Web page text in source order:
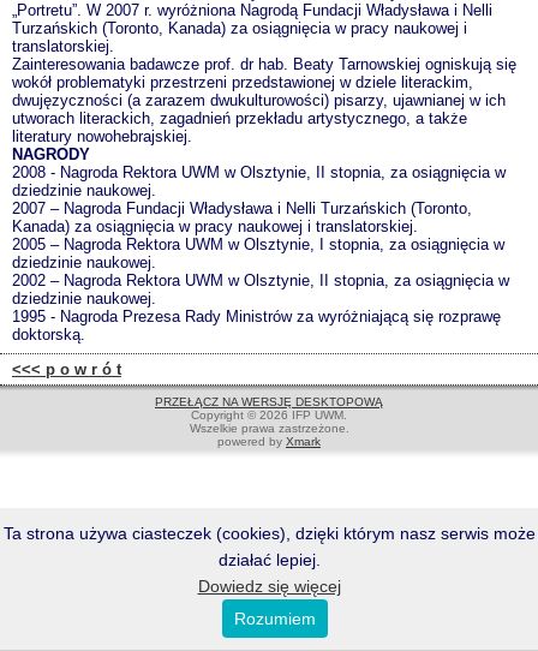
„Portretu”. W 2007 r. wyróżniona Nagrodą Fundacji Władysława i Nelli
Turzańskich (Toronto, Kanada) za osiągnięcia w pracy naukowej i
translatorskiej.
Zainteresowania badawcze prof. dr hab. Beaty Tarnowskiej ogniskują się
wokół problematyki przestrzeni przedstawionej w dziele literackim,
dwujęzyczności (a zarazem dwukulturowości) pisarzy, ujawnianej w ich
utworach literackich, zagadnień przekładu artystycznego, a także
literatury nowohebrajskiej.
NAGRODY
2008 - Nagroda Rektora UWM w Olsztynie, II stopnia, za osiągnięcia w
dziedzinie naukowej.
2007 – Nagroda Fundacji Władysława i Nelli Turzańskich (Toronto,
Kanada) za osiągnięcia w pracy naukowej i translatorskiej.
2005 – Nagroda Rektora UWM w Olsztynie, I stopnia, za osiągnięcia w
dziedzinie naukowej.
2002 – Nagroda Rektora UWM w Olsztynie, II stopnia, za osiągnięcia w
dziedzinie naukowej.
1995 - Nagroda Prezesa Rady Ministrów za wyróżniającą się rozprawę
doktorską.
<<< p o w r ó t
PRZEŁĄCZ NA WERSJĘ DESKTOPOWĄ
Copyright © 2026 IFP UWM.
Wszelkie prawa zastrzeżone.
powered by Xmark
Ta strona używa ciasteczek (cookies), dzięki którym nasz serwis może
działać lepiej.
Dowiedz się więcej
Rozumiem